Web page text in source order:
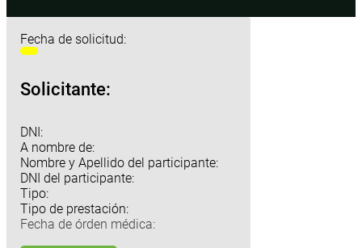
Fecha de solicitud:
Solicitante:
DNI:
A nombre de:
Nombre y Apellido del participante:
DNI del participante:
Tipo:
Tipo de prestación:
Fecha de órden médica: